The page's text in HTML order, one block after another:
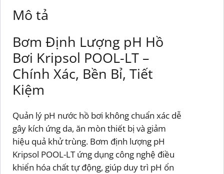
Mô tả
Bơm Định Lượng pH Hồ
Bơi Kripsol POOL-LT –
Chính Xác, Bền Bỉ, Tiết
Kiệm
Quản lý pH nước hồ bơi không chuẩn xác dễ
gây kích ứng da, ăn mòn thiết bị và giảm
hiệu quả khử trùng. Bơm định lượng pH
Kripsol POOL-LT ứng dụng công nghệ điều
khiển hóa chất tự động, giúp duy trì pH ổn